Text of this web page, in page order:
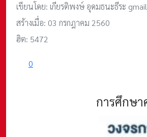
เขียนโดย: เกียรติพงษ์ อุดมธนะธีระ gmail
สร้างเมื่อ: 03 กรกฎาคม 2560
ฮิต: 5472
0
การศึกษ